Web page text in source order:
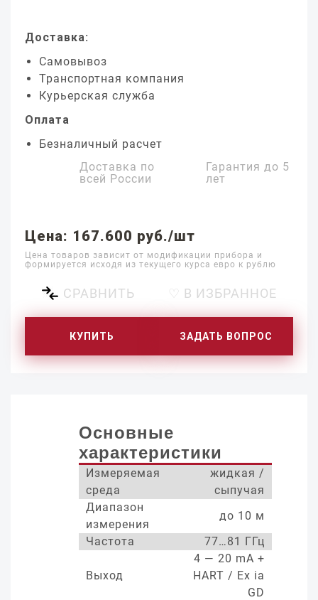
Доставка:
Самовывоз
Транспортная компания
Курьерская служба
Оплата
Безналичный расчет
Доставка по
всей России
Гарантия до 5
лет
Цена: 167.600 руб./шт
Цена товаров зависит от модификации прибора и
формируется исходя из текущего курса евро к рублю
СРАВНИТЬ ♡ В ИЗБРАННОЕ
КУПИТЬ ЗАДАТЬ ВОПРОС
Основные
характеристики
Измеряемая
среда
жидкая /
сыпучая
Диапазон
измерения
до 10 м
Частота
77…81 ГГц
Выход
4 — 20 mA +
HART / Ex ia
GD